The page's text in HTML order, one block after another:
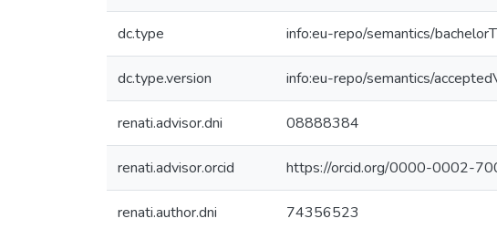
dc.type info:eu-repo/semantics/
dc.type.version info:eu-repo/semantics/
renati.advisor.dni 08888384
renati.advisor.orcid https://orcid.org/0000-0002-
renati.author.dni 74356523